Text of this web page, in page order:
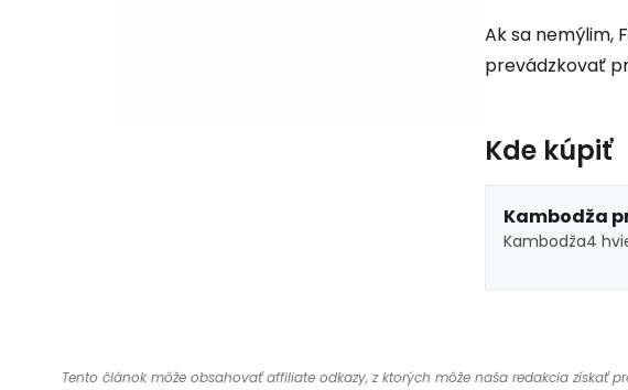
Ak sa nemýlim,
prevádzkovať
Kde kúpiť
Kambodža
Kambodža4
Tento článok môže obsahovať affiliate odkazy, z ktorých môže naša redakcia získať